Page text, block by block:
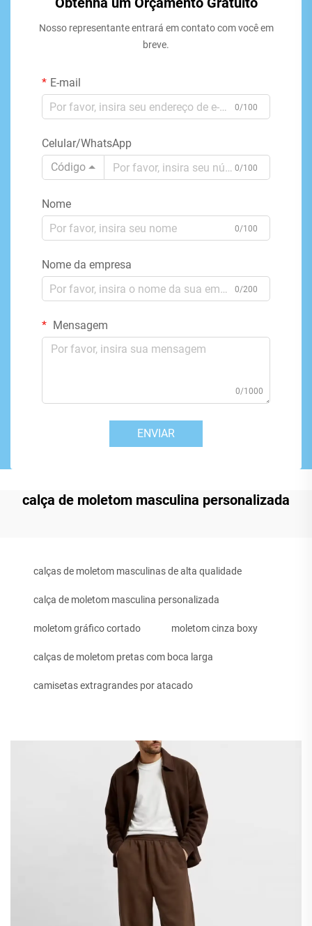
Nosso representante entrará em contato com você em
breve.
E-mail
0/100
Celular/WhatsApp
Código
0/100
Nome
0/100
Nome da empresa
0/200
Mensagem
0/1000
ENVIAR
calça de moletom masculina personalizada
calças de moletom masculinas de alta qualidade
calça de moletom masculina personalizada
moletom gráfico cortado moletom cinza boxy
calças de moletom pretas com boca larga
camisetas extragrandes por atacado